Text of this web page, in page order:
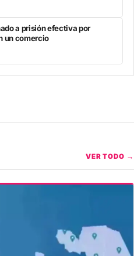
a prisión efectiva por
un comercio
VER TODO →